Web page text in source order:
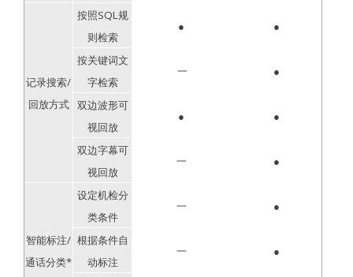
记录搜索/
回放方式
按照SQL规
则检索
● ●
按关键词文
字检索
一 ●
双边波形可
视回放
● ●
双边字幕可
视回放
一 ●
智能标注/
通话分类*
设定机检分
类条件
一 ●
根据条件自
动标注
一 ●